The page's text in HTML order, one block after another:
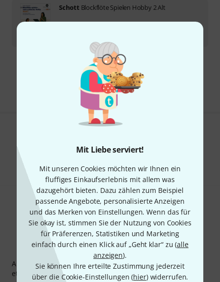
Mit Liebe serviert!
Mit unseren Cookies möchten wir Ihnen ein
fluffiges Einkaufserlebnis mit allem was
dazugehört bieten. Dazu zählen zum Beispiel
passende Angebote, personalisierte Anzeigen
und das Merken von Einstellungen. Wenn das für
Sie okay ist, stimmen Sie der Nutzung von Cookies
für Präferenzen, Statistiken und Marketing
einfach durch einen Klick auf „Geht klar“ zu (alle
anzeigen).
Sie können Ihre erteilte Zustimmung jederzeit
über die Cookie-Einstellungen (hier) widerrufen.
Schott Blockflöte Spielen Hobby 2 Alt
Kostenloser Versand ab 29 €
Alle Preise inkl. MwSt.
Teilen
Thomann Newsletter
Abonniere den Thomann Newsletter und gewinne mit
etwas Glück einen von50 Gutscheinenüber jeweils50€